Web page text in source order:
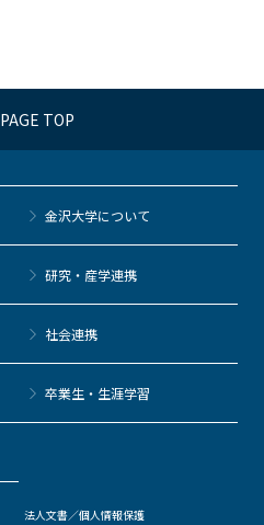
PAGE TOP
金沢大学について
研究・産学連携
社会連携
卒業生・生涯学習
法人文書／個人情報保護